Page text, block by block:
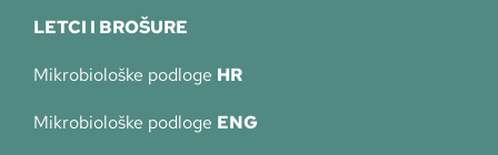
LETCI I BROŠURE
Mikrobiološke podloge HR
Mikrobiološke podloge ENG